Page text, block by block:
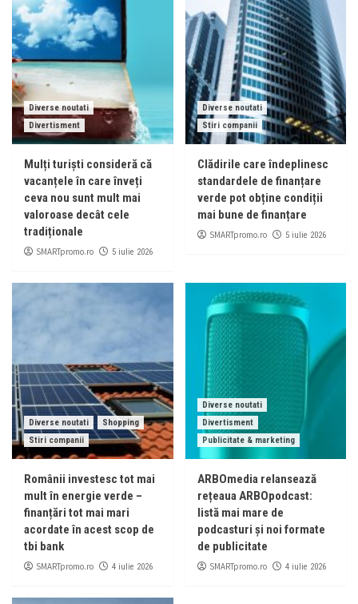
Diverse noutati
Divertisment
Mulți turiști consideră că
vacanțele în care înveți
ceva nou sunt mult mai
valoroase decât cele
tradiționale
SMARTpromo.ro 5 iulie 2026
Diverse noutati
Stiri companii
Clădirile care îndeplinesc
standardele de finanțare
verde pot obține condiții
mai bune de finanțare
SMARTpromo.ro 5 iulie 2026
Diverse noutati
Shopping
Stiri companii
Românii investesc tot mai
mult în energie verde –
finanțări tot mai mari
acordate în acest scop de
tbi bank
SMARTpromo.ro 4 iulie 2026
Diverse noutati
Divertisment
Publicitate & marketing
ARBOmedia relansează
rețeaua ARBOpodcast:
listă mai mare de
podcasturi și noi formate
de publicitate
SMARTpromo.ro 4 iulie 2026